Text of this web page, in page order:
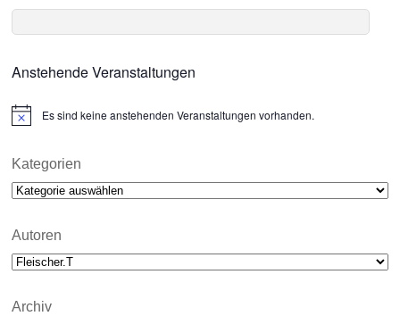
Anstehende Veranstaltungen
N
i
e
Es sind keine anstehenden Veranstaltungen vorhanden.
Kategorien
Kategorien
Autoren
Archiv